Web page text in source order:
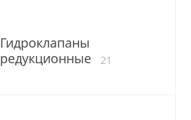
Гидроклапаны
редукционные
21